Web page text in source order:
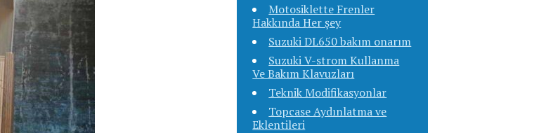
Motosiklette Frenler
Hakkında Her şey
Suzuki DL650 bakım onarım
Suzuki V-strom Kullanma
Ve Bakım Klavuzları
Teknik Modifikasyonlar
Topcase Aydınlatma ve
Eklentileri